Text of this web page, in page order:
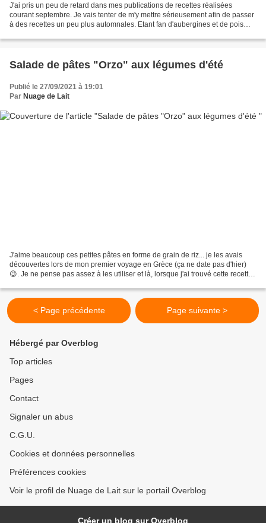
J'ai pris un peu de retard dans mes publications de recettes réalisées
courant septembre. Je vais tenter de m'y mettre sérieusement afin de passer
à des recettes un peu plus automnales. Etant fan d'aubergines et de pois
Salade de pâtes "Orzo" aux légumes d'été
Publié le 27/09/2021 à 19:01
Par Nuage de Lait
J'aime beaucoup ces petites pâtes en forme de grain de riz... je les avais
découvertes lors de mon premier voyage en Grèce (ça ne date pas d'hier)
😉. Je ne pense pas assez à les utiliser et là, lorsque j'ai trouvé cette recette
< Page précédente Page suivante >
Hébergé par Overblog
Top articles
Pages
Contact
Signaler un abus
C.G.U.
Cookies et données personnelles
Préférences cookies
Voir le profil de Nuage de Lait sur le portail Overblog
Créer un blog sur Overblog